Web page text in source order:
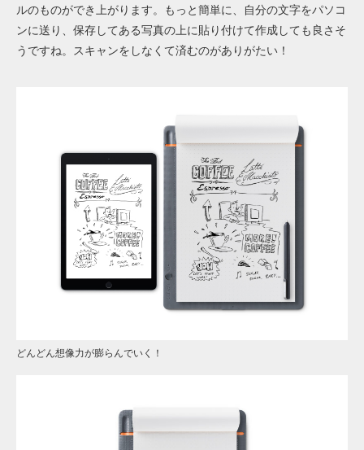
ルのものができ上がります。もっと簡単に、自分の文字をパソコ
ンに送り、保存してある写真の上に貼り付けて作成しても良さそ
うですね。スキャンをしなくて済むのがありがたい！
どんどん想像力が膨らんでいく！